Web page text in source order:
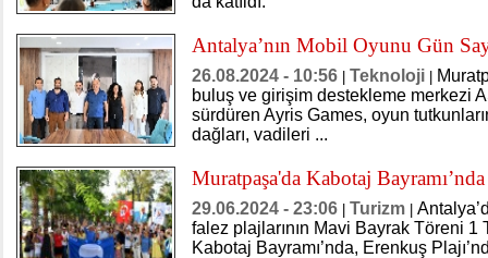
Antalya’nın Mobil Oyunu Gün
26.08.2024 - 10:56 Teknoloji
buluş ve girişim destekleme merkezi
sürdüren Ayris Games, oyun
dağları, vadileri ...
Muratpaşa'da Kabotaj
29.06.2024 - 23:06 Turizm
falez plajlarının Mavi Bayrak Töreni
Kabotaj Bayramı’nda, Erenkuş